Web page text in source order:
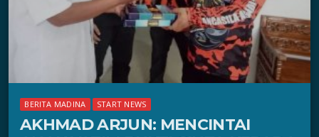
BERITA MADINA START NEWS
AKHMAD ARJUN: MENCINTAI